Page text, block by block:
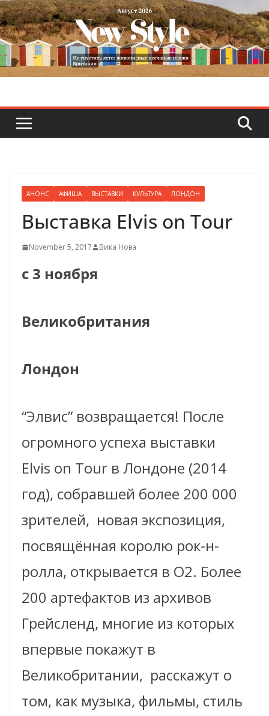
Skip
to
content
АНОНС АФИША ВЫСТАВКИ КУЛЬТУРА ЛОНДОН
Выставка Elvis on Tour
November 5, 2017 Вика Нова
с 3 ноября
Великобритания
Лондон
“Элвис” возвращается! После
огромного успеха выставки
Elvis on Tour в Лондоне (2014
год), собравшей более 200 000
зрителей, новая экспозиция,
посвящённая королю рок-н-
ролла, открывается в O2. Более
200 артефактов из архивов
Грейсленд, многие из которых
впервые покажут в
Великобритании, расскажут о
том, как музыка, фильмы, стиль